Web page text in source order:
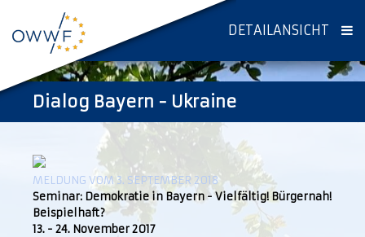
DETAILANSICHT
Dialog Bayern - Ukraine
MELDUNG VOM 3. SEPTEMBER 2018
Seminar: Demokratie in Bayern - Vielfältig! Bürgernah!
Beispielhaft?
13. - 24. November 2017